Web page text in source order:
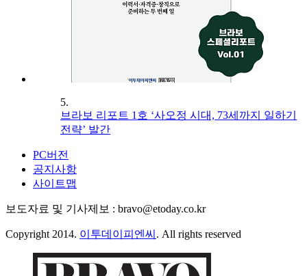
5.
브라보 리포트 1호 ‘사오정 시대, 73세까지 일하기
전략’ 발간
PC버전
공지사항
사이트맵
보도자료 및 기사제보 : bravo@etoday.co.kr
Copyright 2014. 이투데이피엔씨 . All rights reserved